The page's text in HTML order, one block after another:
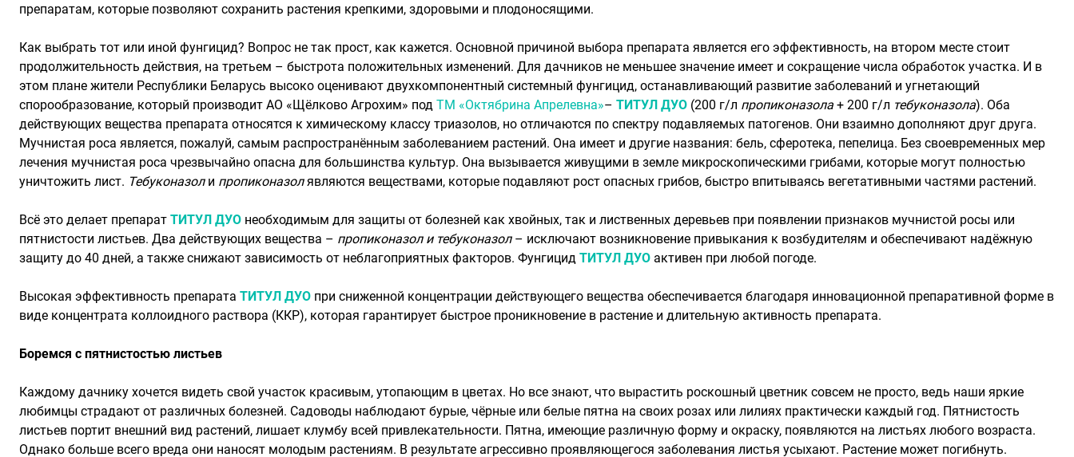
препаратам, которые позволяют сохранить растения крепкими, здоровыми и плодоносящими.
Как выбрать тот или иной фунгицид? Вопрос не так прост, как кажется. Основной причиной выбора препарата является его эффективность, на втором месте стоит
продолжительность действия, на третьем – быстрота положительных изменений. Для дачников не меньшее значение имеет и сокращение числа обработок участка. И в
этом плане жители Республики Беларусь высоко оценивают двухкомпонентный системный фунгицид, останавливающий развитие заболеваний и угнетающий
спорообразование, который производит АО «Щёлково Агрохим» под ТМ «Октябрина Апрелевна»– ТИТУЛ ДУО (200 г/л пропиконазола + 200 г/л тебуконазола). Оба
действующих вещества препарата относятся к химическому классу триазолов, но отличаются по спектру подавляемых патогенов. Они взаимно дополняют друг друга.
Мучнистая роса является, пожалуй, самым распространённым заболеванием растений. Она имеет и другие названия: бель, сферотека, пепелица. Без своевременных мер
лечения мучнистая роса чрезвычайно опасна для большинства культур. Она вызывается живущими в земле микроскопическими грибами, которые могут полностью
уничтожить лист. Тебуконазоли пропиконазолявляются веществами, которые подавляют рост опасных грибов, быстро впитываясь вегетативными частями растений.
Всё это делает препарат ТИТУЛ ДУО необходимым для защиты от болезней как хвойных, так и лиственных деревьев при появлении признаков мучнистой росы или
пятнистости листьев. Два действующих вещества – пропиконазол и тебуконазол– исключают возникновение привыкания к возбудителям и обеспечивают надёжную
защиту до 40 дней, а также снижают зависимость от неблагоприятных факторов. Фунгицид ТИТУЛ ДУО активен при любой погоде.
Высокая эффективность препарата ТИТУЛ ДУО при сниженной концентрации действующего вещества обеспечивается благодаря инновационной препаративной форме в
виде концентрата коллоидного раствора (ККР), которая гарантирует быстрое проникновение в растение и длительную активность препарата.
Боремся с пятнистостью листьев
Каждому дачнику хочется видеть свой участок красивым, утопающим в цветах. Но все знают, что вырастить роскошный цветник совсем не просто, ведь наши яркие
любимцы страдают от различных болезней. Садоводы наблюдают бурые, чёрные или белые пятна на своих розах или лилиях практически каждый год. Пятнистость
листьев портит внешний вид растений, лишает клумбу всей привлекательности. Пятна, имеющие различную форму и окраску, появляются на листьях любого возраста.
Однако больше всего вреда они наносят молодым растениям. В результате агрессивно проявляющегося заболевания листья усыхают. Растение может погибнуть.